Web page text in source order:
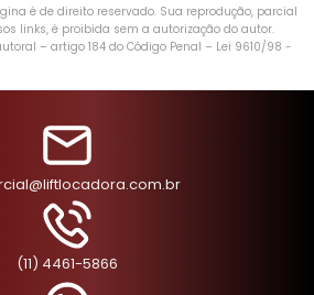
é de direito reservado. Sua reprodução, parcial
links, é proibida sem a autorização do autor.
– artigo 184 do Código Penal – Lei 9610/98 -
(11) 4461-5866